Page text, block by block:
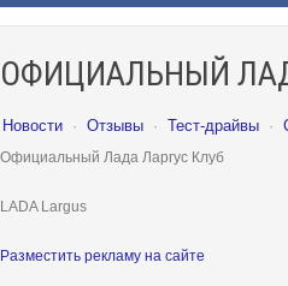
ОФИЦИАЛЬНЫЙ
Новости · Отзывы · Тест-драйвы ·
Официальный Лада Ларгус Клуб
LADA Largus
Разместить рекламу на сайте